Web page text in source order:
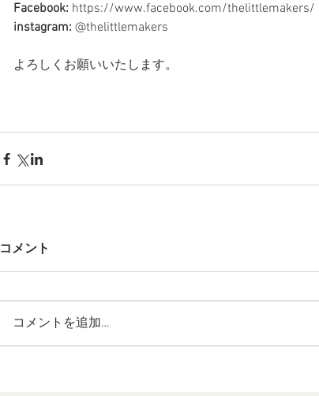
Facebook: https://www.facebook.com/thelittlemakers/
instagram: @thelittlemakers
よろしくお願いいたします。
コメント
コメントを追加…